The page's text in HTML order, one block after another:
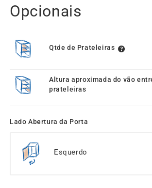
Opcionais
Qtde de Prateleiras
Altura aproximada do vão
prateleiras
Lado Abertura da Porta
Esquerdo